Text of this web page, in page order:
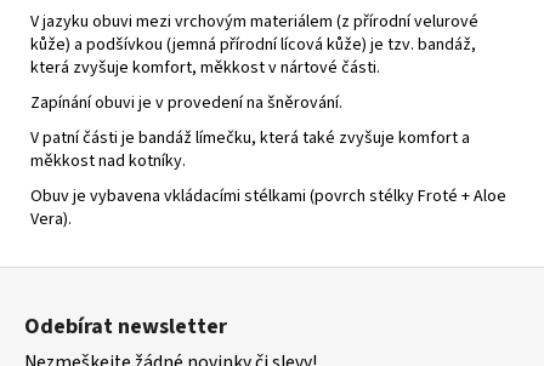
V jazyku obuvi mezi vrchovým materiálem (z přírodní velurové
kůže) a podšívkou (jemná přírodní lícová kůže) je tzv. bandáž,
která zvyšuje komfort, měkkost v nártové části.
Zapínání obuvi je v provedení na šněrování.
V patní části je bandáž límečku, která také zvyšuje komfort a
měkkost nad kotníky.
Obuv je vybavena vkládacími stélkami (povrch stélky Froté + Aloe
Vera).
Z
Odebírat newsletter